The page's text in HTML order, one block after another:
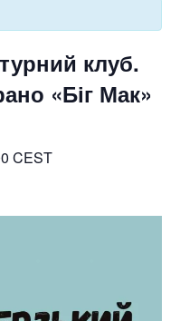
клуб.
«Біг Мак»
CEST